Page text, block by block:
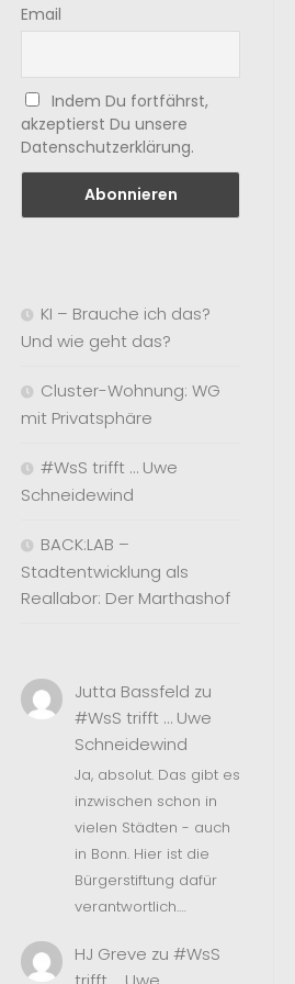
Email
Indem Du fortfährst,
akzeptierst Du unsere
Datenschutzerklärung.
KI – Brauche ich das?
Und wie geht das?
Cluster-Wohnung: WG
mit Privatsphäre
#WsS trifft … Uwe
Schneidewind
BACK:LAB –
Stadtentwicklung als
Reallabor: Der Marthashof
Jutta Bassfeld zu
#WsS trifft … Uwe
Schneidewind
Ja, absolut. Das gibt es
inzwischen schon in
vielen Städten - auch
in Bonn. Hier ist die
Bürgerstiftung dafür
verantwortlich.…
HJ Greve zu #WsS